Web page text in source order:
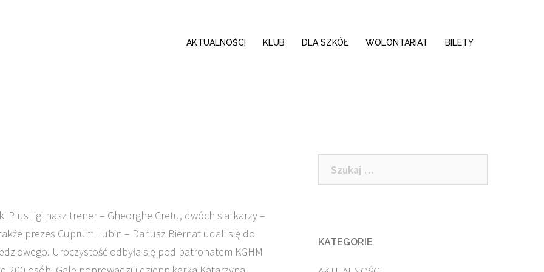
AKTUALNOŚCI KLUB DLA SZKÓŁ WOLONTARIAT BILETY
PlusLigi nasz trener – Gheorghe Cretu, dwóch siatkarzy –
prezes Cuprum Lubin – Dariusz Biernat udali się do
Uroczystość odbyła się pod patronatem KGHM
Szukaj:
KATEGORIE